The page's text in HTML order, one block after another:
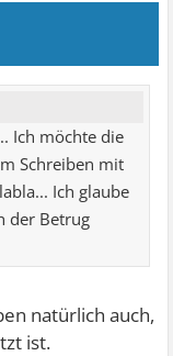
Ich möchte die
Schreiben mit
Ich glaube
der Betrug
natürlich auch,
ist.